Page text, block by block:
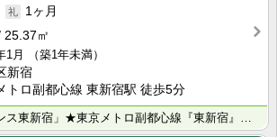
1ヶ月
25.37㎡
1月
（築1年未満）
新宿
トロ副都心線 東新宿駅 徒歩5分